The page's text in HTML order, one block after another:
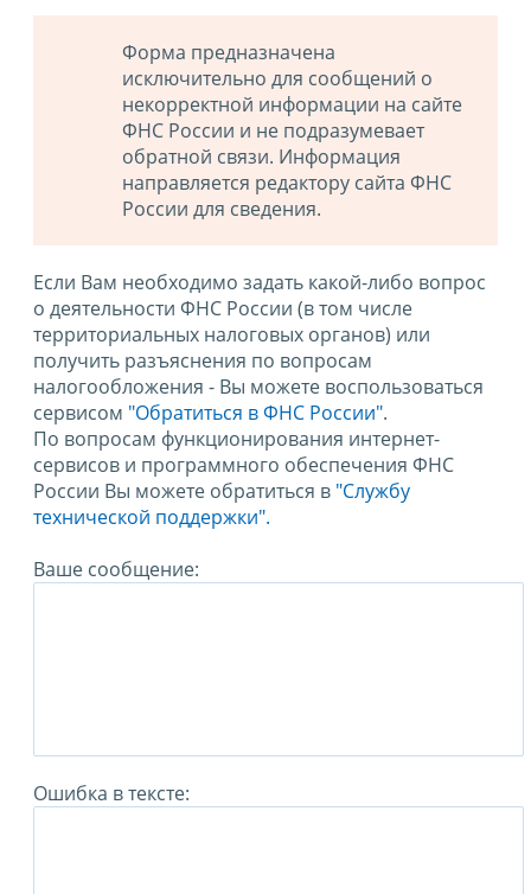
Форма предназначена
исключительно для сообщений о
некорректной информации на сайте
ФНС России и не подразумевает
обратной связи. Информация
направляется редактору сайта ФНС
России для сведения.
Если Вам необходимо задать какой-либо вопрос
о деятельности ФНС России (в том числе
территориальных налоговых органов) или
получить разъяснения по вопросам
налогообложения - Вы можете воспользоваться
сервисом "Обратиться в ФНС России".
По вопросам функционирования интернет-
сервисов и программного обеспечения ФНС
России Вы можете обратиться в "Службу
технической поддержки".
Ваше сообщение:
Ошибка в тексте: